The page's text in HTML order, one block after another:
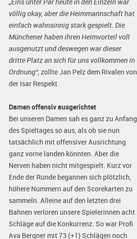
„Eins unter Par heute in den Einzeln war
völlig okay, aber die Heimmannschaft hat
einfach wahnsinnig stark gespielt. Die
Münchener haben ihren Heimvorteil voll
ausgenutzt und deswegen war dieser
dritte Platz an sich für uns vollkommen in
Ordnung“, zollte Jan Pelz dem Rivalen von
der Isar Respekt.
Damen offensiv ausgerichtet
Bei unseren Damen sah es ganz zu Anfang
des Spieltages so aus, als ob sie nun
tatsächlich mit offensiver Ausrichtung
ganz vorne landen könnten. Aber die
Nerven haben nicht mitgespielt. Kurz vor
Ende der Runde begannen sich plötzlich,
höhere Nummern auf den Scorekarten zu
sammeln. Alleine auf den letzten drei
Bahnen verloren unsere Spielerinnen acht
Schläge auf die Konkurrenz. So war Profi
Ava Bergner mit 73 (+1) Schlägen noch